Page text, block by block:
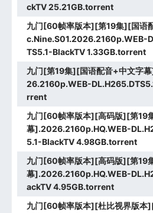
ckTV 25.21GB.torrent
九门[60帧率版本][第19集][国语
c.Nine.S01.2026.2160p.WEB-
TS5.1-BlackTV 1.33GB.torrent
九门[第19集][国语配音+中文字
26.2160p.WEB-
rrent
九门[60帧率版本][高码版][第19
幕].2026.2160p.HQ.WEB-
5.1-BlackTV 4.98GB.torrent
九门[60帧率版本][高码版][第19
幕].2026.2160p.HQ.WEB-
ackTV 4.95GB.torrent
九门[60帧率版本][杜比视界版